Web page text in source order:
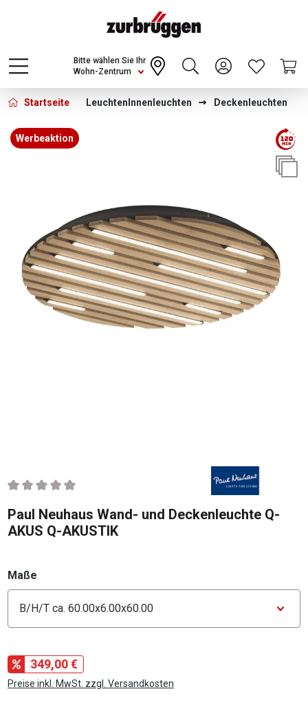
Choose a different country or region to see
content for your location and shop online
CONTINUE
Wohn-Zentrum
Bitte wählen Sie Ihr
Startseite Leuchten Innenleuchten Deckenleuchten
Bildergalerie überspringen
Werbeaktion
Durchschnittliche Bewertung von 0 von 5 Sternen
Paul Neuhaus Wand- und Deckenleuchte Q-
AKUS Q-AKUSTIK
Maße
349,00 €
Preise inkl. MwSt. zzgl. Versandkosten